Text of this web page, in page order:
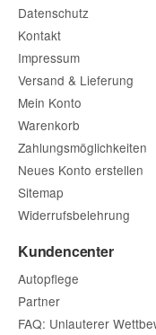
Datenschutz
Kontakt
Impressum
Versand & Lieferung
Mein Konto
Warenkorb
Zahlungsmöglichkeiten
Neues Konto erstellen
Sitemap
Widerrufsbelehrung
Kundencenter
Autopflege
Partner
FAQ: Unlauterer